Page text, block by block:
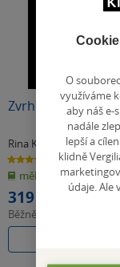
Zvrhlý král
Rina Kent
4.6
z
5
hvězdiček
měkká vazba
319 Kč
Běžně
O
využíváme
aby náš e-
nadále
lepší a
klidně
údaje. Ale